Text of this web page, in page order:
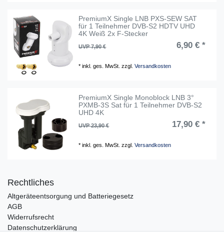
PremiumX Single LNB PXS-SEW SAT
für 1 Teilnehmer DVB-S2 HDTV UHD
4K Weiß 2x F-Stecker
UVP 7,90 € 6,90 € *
*inkl. ges. MwSt. zzgl.Versandkosten
PremiumX Single Monoblock LNB 3°
PXMB-3S Sat für 1 Teilnehmer DVB-S2
UHD 4K
UVP 23,90 € 17,90 € *
*inkl. ges. MwSt. zzgl.Versandkosten
Rechtliches
Altgeräteentsorgung und Batteriegesetz
AGB
Widerrufsrecht
Datenschutzerklärung